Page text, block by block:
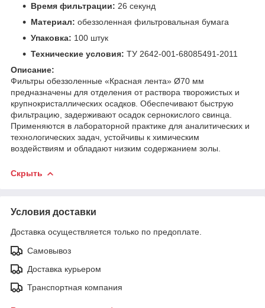
Время фильтрации: 26 секунд
Материал: обеззоленная фильтровальная бумага
Упаковка: 100 штук
Технические условия: ТУ 2642-001-68085491-2011
Описание:
Фильтры обеззоленные «Красная лента» Ø70 мм
предназначены для отделения от раствора творожистых и
крупнокристаллических осадков. Обеспечивают быструю
фильтрацию, задерживают осадок сернокислого свинца.
Применяются в лабораторной практике для аналитических и
технологических задач, устойчивы к химическим
воздействиям и обладают низким содержанием золы.
Скрыть
Условия доставки
Доставка осуществляется только по предоплате.
Самовывоз
Доставка курьером
Транспортная компания